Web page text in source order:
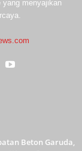
yang menyajikan
Beton Garuda,